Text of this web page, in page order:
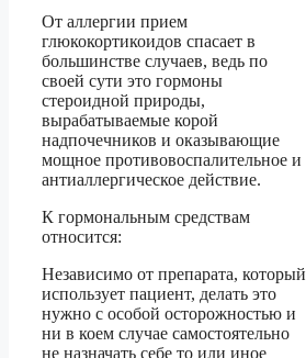
От аллергии прием
глюкокортикоидов спасает в
большинстве случаев, ведь по
своей сути это гормоны
стероидной природы,
вырабатываемые корой
надпочечников и оказывающие
мощное противовоспалительное и
антиаллергическое действие.
К гормональным средствам
относится:
Независимо от препарата, который
использует пациент, делать это
нужно с особой осторожностью и
ни в коем случае самостоятельно
не назначать себе то или иное